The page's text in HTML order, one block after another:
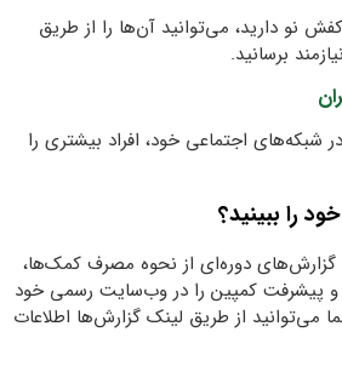
کفش نو دارید، می‌توانید آن‌ها را از طریق
برسانید.
شبکه‌های اجتماعی خود، افراد بیشتری را
را ببینید؟
گزارش‌های دوره‌ای از نحوه مصرف کمک‌ها،
و پیشرفت کمپین را در وب‌سایت رسمی خود
می‌توانید از طریق لینک گزارش‌ها اطلاعات